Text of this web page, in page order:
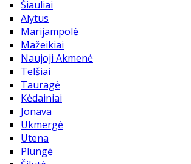
Šiauliai
Alytus
Marijampolė
Mažeikiai
Naujoji Akmenė
Telšiai
Tauragė
Kėdainiai
Jonava
Ukmergė
Utena
Plungė